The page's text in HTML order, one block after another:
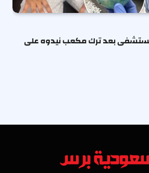
بعد ترك مكعب نيدوه على